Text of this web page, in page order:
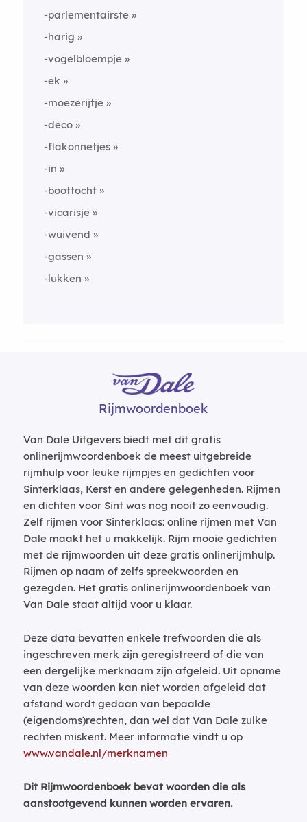
-parlementairste
-harig
-vogelbloempje
-ek
-moezerijtje
-deco
-flakonnetjes
-in
-boottocht
-vicarisje
-wuivend
-gassen
-lukken
Rijmwoordenboek
Van Dale Uitgevers biedt met dit gratis
onlinerijmwoordenboek de meest uitgebreide
rijmhulp voor leuke rijmpjes en gedichten voor
Sinterklaas, Kerst en andere gelegenheden. Rijmen
en dichten voor Sint was nog nooit zo eenvoudig.
Zelf rijmen voor Sinterklaas: online rijmen met Van
Dale maakt het u makkelijk. Rijm mooie gedichten
met de rijmwoorden uit deze gratis onlinerijmhulp.
Rijmen op naam of zelfs spreekwoorden en
gezegden. Het gratis onlinerijmwoordenboek van
Van Dale staat altijd voor u klaar.
Deze data bevatten enkele trefwoorden die als
ingeschreven merk zijn geregistreerd of die van
een dergelijke merknaam zijn afgeleid. Uit opname
van deze woorden kan niet worden afgeleid dat
afstand wordt gedaan van bepaalde
(eigendoms)rechten, dan wel dat Van Dale zulke
rechten miskent. Meer informatie vindt u op
www.vandale.nl/merknamen
Dit Rijmwoordenboek bevat woorden die als
aanstootgevend kunnen worden ervaren.